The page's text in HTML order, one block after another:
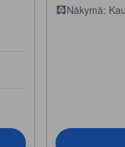
Näkymä: